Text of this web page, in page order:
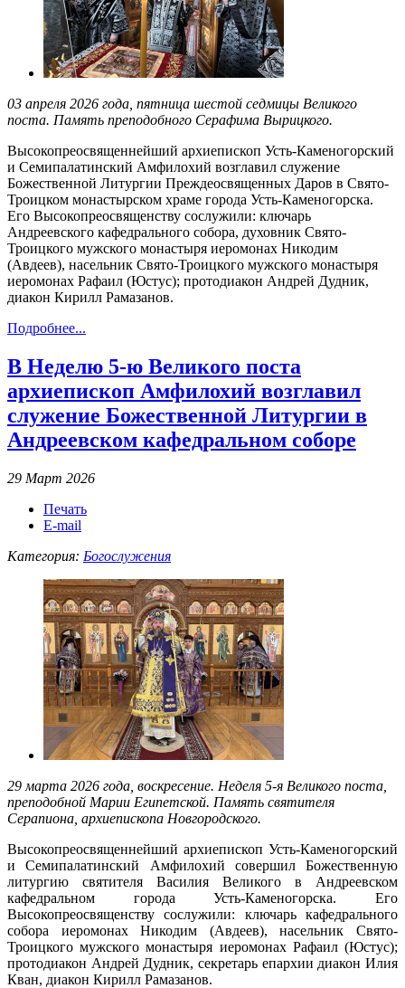
03 апреля 2026 года, пятница шестой седмицы Великого
поста. Память преподобного Серафима Вырицкого.
Высокопреосвященнейший архиепископ Усть-Каменогорский
и Семипалатинский Амфилохий возглавил служение
Божественной Литургии Преждеосвященных Даров в Свято-
Троицком монастырском храме города Усть-Каменогорска.
Его Высокопреосвященству сослужили: ключарь
Андреевского кафедрального собора, духовник Свято-
Троицкого мужского монастыря иеромонах Никодим
(Авдеев), насельник Свято-Троицкого мужского монастыря
иеромонах Рафаил (Юстус); протодиакон Андрей Дудник,
диакон Кирилл Рамазанов.
Подробнее...
В Неделю 5-ю Великого поста
архиепископ Амфилохий возглавил
служение Божественной Литургии в
Андреевском кафедральном соборе
29 Март 2026
Печать
E-mail
Категория: Богослужения
29 марта 2026 года, воскресение. Неделя 5-я Великого поста,
преподобной Марии Египетской. Память святителя
Серапиона, архиепископа Новгородского.
Высокопреосвященнейший архиепископ Усть-Каменогорский
и Семипалатинский Амфилохий совершил Божественную
литургию святителя Василия Великого в Андреевском
кафедральном города Усть-Каменогорска. Его
Высокопреосвященству сослужили: ключарь кафедрального
собора иеромонах Никодим (Авдеев), насельник Свято-
Троицкого мужского монастыря иеромонах Рафаил (Юстус);
протодиакон Андрей Дудник, секретарь епархии диакон Илия
Кван, диакон Кирилл Рамазанов.